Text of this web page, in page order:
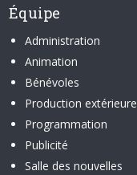
Équipe
Administration
Animation
Bénévoles
Production extérieure
Programmation
Publicité
Salle des nouvelles